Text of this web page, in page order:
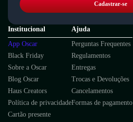
Cadastrar-se
Institucional
App Oscar
Black Friday
Sobre a Oscar
Blog Oscar
Haus Creators
Política de privacidade
Cartão presente
Ajuda
Perguntas Frequentes
Regulamentos
Entregas
Trocas e Devoluções
Cancelamentos
Formas de pagamento